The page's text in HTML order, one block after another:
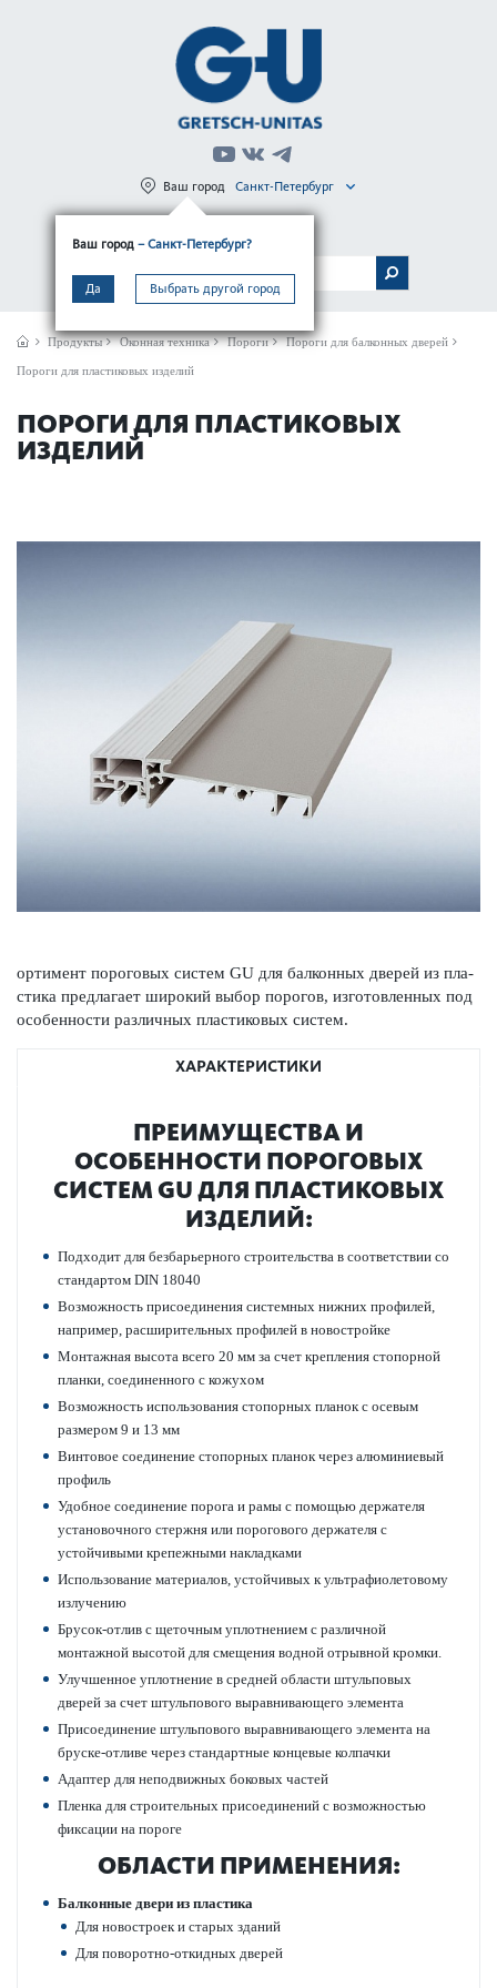
Ваш город – Санкт-Петербург?
Да Выбрать другой город
Ваш город Санкт-Петербург
МЕНЮ
Продукты Оконная техника Пороги Пороги для балконных дверей
Пороги для пластиковых изделий
ПОРОГИ ДЛЯ ПЛАСТИКОВЫХ
ИЗДЕЛИЙ
ортимент пор­оговых систем GU для балконных дверей из пла­
стика предлагает широкий выбор пор­огов, изготов­ленных под
особенности различных пла­сти­к­овых систем.
ХАРАКТЕРИСТИКИ
ПРЕИМУЩЕСТВА И
ОСОБЕННОСТИ ПОР­ОГОВЫХ
СИСТЕМ GU ДЛЯ ПЛА­СТИ­К­ОВЫХ
ИЗДЕЛИЙ:
Подходит для безба­рьерного строительства в соотв­е­тствии со
стандартом DIN 18040
Возможность присо­единения сис­темных нижних профилей,
например, расширительных профилей в новостройке
Монтажная высота всего 20 мм за счет креп­ления стопорной
планки, соединенного с кожухом
Возможность исполь­зования стопорных планок с осевым
размером 9 и 13 мм
Винтовое соединение стопорных планок через алюминиевый
профиль
Удобное соединение порога и рамы с помощью держателя
установочного стержня или пор­огового держателя с
устойчивыми крепежными наклад­ками
Исполь­зование матер­иалов, устойчивых к ультрафио­л­ет­овому
излучению
Брусок-отлив с щет­очным уплотнением с различной
монтажной выс­отой для смещения водной отр­ывной кромки.
Улучшенное уплотнение в средней области штульповых
дверей за счет штульпового выравнивающего элемента
Присо­единение штульпового выравнивающего элемента на
бруске-отливе через стандартные концевые колпачки
Адаптер для непо­движных боковых частей
Пленка для строительных присо­единений с возможно­стью
фиксации на пороге
ОБЛАСТИ ПРИМЕНЕНИЯ:
Балконные двери из пла­стика
Для новос­троек и старых зданий
Для пово­р­отно-откидных дверей